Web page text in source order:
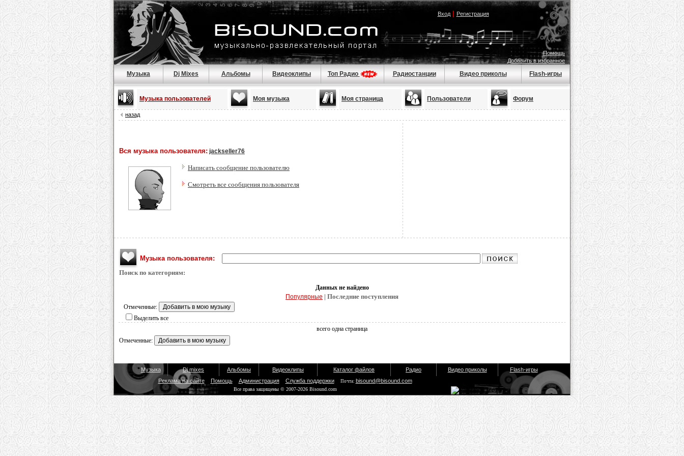
Вход| Регистрация
Помощь
Добавить в избранное
Музыка Dj Mixes Альбомы Видеоклипы Топ Радио Радиостанции Видео приколы Flash-игры
Музыка пользователей Моя музыка Моя страница Пользователи Форум
назад
Вся музыка пользователя: jackseller76
Написать сообщение пользователю
Смотреть все сообщения пользователя
Музыка пользователя:
Поиск по категориям:
Данных не найдено
Популярные | Последние поступления
Отмеченные:
Выделить все
всего одна страница
Отмеченные:
Музыка Dj mixes Альбомы Видеоклипы Каталог файлов Радио Видео приколы
Flash-игры
Реклама на сайте
Помощь Администрация Служба поддержки Почта: bisound@bisound.com
Все права защищены © 2007-2026 Bisound.com